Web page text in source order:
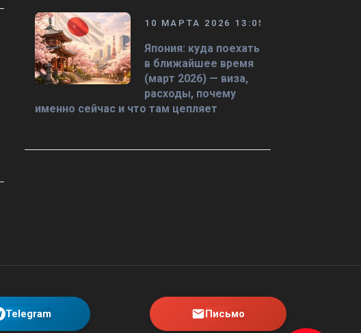
10 МАРТА 2026 13:05
Япония: куда поехать
в ближайшее время
(март 2026) — виза,
расходы, почему
именно сейчас и что там цепляет
Telegram Письмо